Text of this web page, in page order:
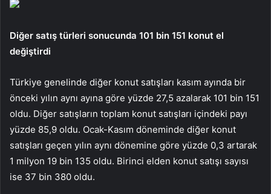
Diğer satış türleri sonucunda 101 bin 151 konut el
değiştirdi
Türkiye genelinde diğer konut satışları kasım ayında bir
önceki yılın aynı ayına göre yüzde 27,5 azalarak 101 bin 151
oldu. Diğer satışların toplam konut satışları içindeki payı
yüzde 85,9 oldu. Ocak-Kasım döneminde diğer konut
satışları geçen yılın aynı dönemine göre yüzde 0,3 artarak
1 milyon 19 bin 135 oldu. Birinci elden konut satışı sayısı
ise 37 bin 380 oldu.